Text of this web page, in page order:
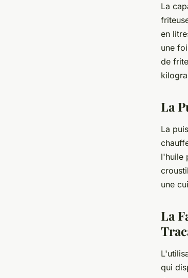
La
en
une
de
La
La
l'huile
une
La
qui